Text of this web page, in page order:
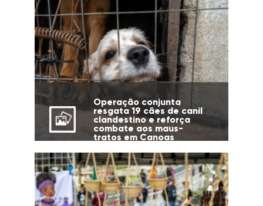
Operação conjunta
resgata 19 cães de canil
clandestino e reforça
combate aos maus-
tratos em Canoas